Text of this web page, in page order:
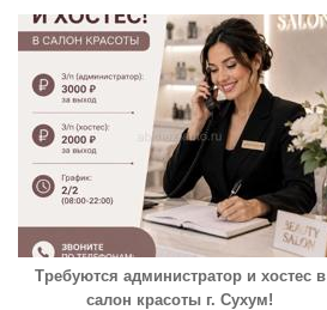
Требуются администратор и хостес в
салон красоты г. Сухум!